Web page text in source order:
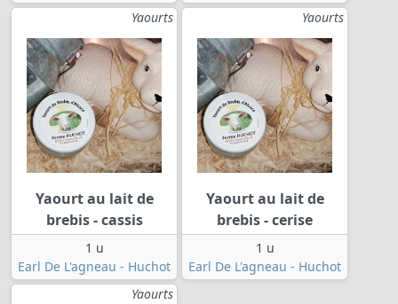
Yaourts
Yaourt au lait de
brebis - cassis
1 u
Earl De L'agneau - Huchot
Yaourts
Yaourt au lait de
brebis - cerise
1 u
Earl De L'agneau - Huchot
Yaourts